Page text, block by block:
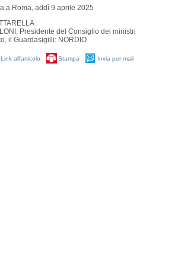
a Roma, addì 9 aprile 2025
Presidente del Consiglio dei ministri
il Guardasigilli: NORDIO
Link all'articolo Stampa Invia per mail